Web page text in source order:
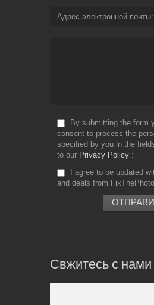
Адрес электронной почты
By submitting the form
consent to process the
specified by you in the
to our Privacy Policy
I agree to be updated
and deals from
Свжитесь с нами